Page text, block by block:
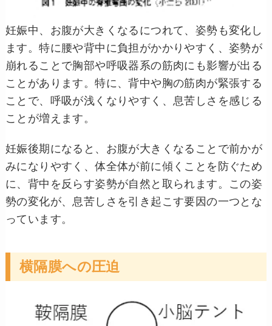
妊娠中、お腹が大きくなるにつれて、姿勢も変化し
ます。特に腰や背中に負担がかかりやすく、姿勢が
崩れることで胸部や呼吸器系の筋肉にも影響が出る
ことがあります。特に、背中や胸の筋肉が緊張する
ことで、呼吸が浅くなりやすく、息苦しさを感じる
ことが増えます。
妊娠後期になると、お腹が大きくなることで前かが
みになりやすく、体全体が前に傾くことを防ぐため
に、背中を反らす姿勢が自然と取られます。この姿
勢の変化が、息苦しさを引き起こす要因の一つとな
っています。
横隔膜への圧迫